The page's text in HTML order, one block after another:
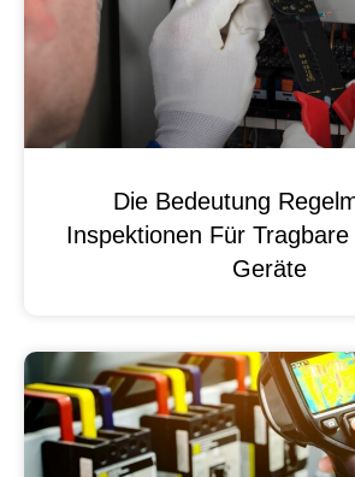
Die Bedeutung
Inspektionen Für
Geräte